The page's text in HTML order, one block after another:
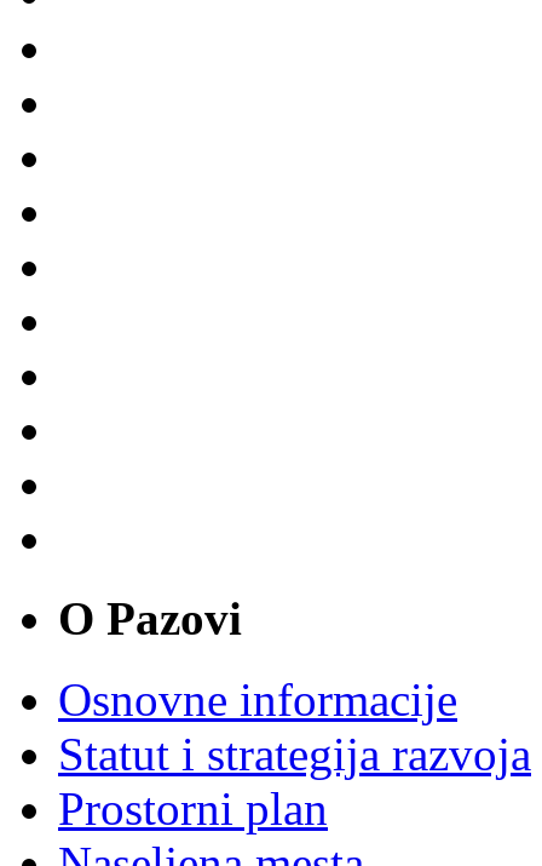
O Pazovi
Osnovne informacije
Statut i strategija razvoja
Prostorni plan